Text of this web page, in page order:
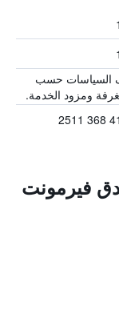
السياسات حسب
ومزود الخدمة.
فيرمونت